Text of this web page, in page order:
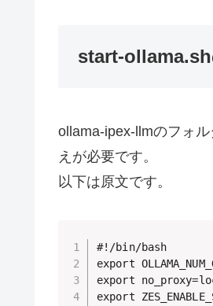
start-ollama.sh
ollama-ipex-llmのフォ
えが必要です。
以下は原文です。
#!/bin/bash
export
export
export